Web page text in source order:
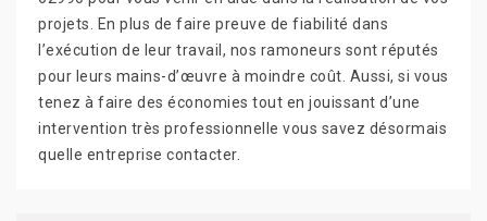
projets. En plus de faire preuve de fiabilité dans
l’exécution de leur travail, nos ramoneurs sont réputés
pour leurs mains-d’œuvre à moindre coût. Aussi, si vous
tenez à faire des économies tout en jouissant d’une
intervention très professionnelle vous savez désormais
quelle entreprise contacter.